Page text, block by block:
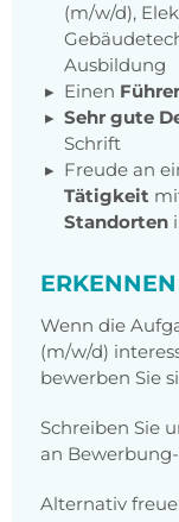
(m/w/d),
Ausbildung
Einen
Sehr gute
Schrift
Freude an
Tätigkeit
Standorten
Wenn die
(m/w/d)
bewerben Sie
Schreiben Sie
an
Alternativ